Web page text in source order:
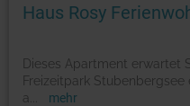
Haus Rosy
Dieses Apartment erwartet
Freizeitpark Stubenbergsee
a
mehr